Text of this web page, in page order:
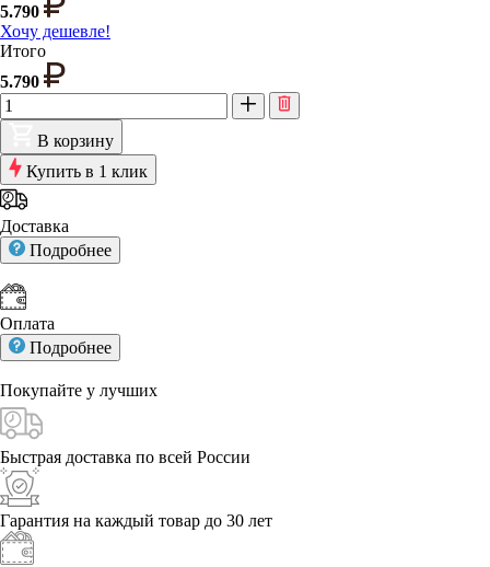
5.790
Хочу дешевле!
Итого
5.790
В корзину
Купить в 1 клик
Доставка
Подробнее
Оплата
Подробнее
Покупайте у лучших
Быстрая доставка по всей России
Гарантия на каждый товар до 30 лет